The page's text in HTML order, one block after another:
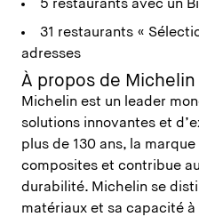
5 restaurants avec un
31 restaurants «
adresses
À propos de Michelin
Michelin est un leader
solutions innovantes et
plus de 130 ans, la
composites et contribue
durabilité. Michelin se
matériaux et sa capacité